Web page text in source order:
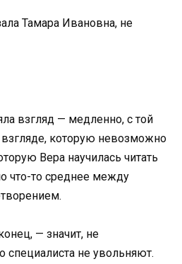
Тамара Ивановна, не
взгляд — медленно, с той
которую невозможно
Вера научилась читать
что-то среднее между
— значит, не
специалиста не увольняют.